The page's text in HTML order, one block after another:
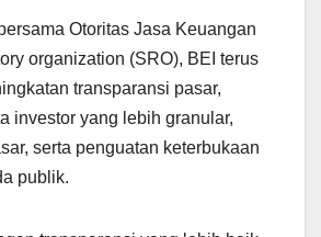
Otoritas Jasa Keuangan
organization (SRO), BEI terus
transparansi pasar,
investor yang lebih granular,
serta penguatan keterbukaan
publik.